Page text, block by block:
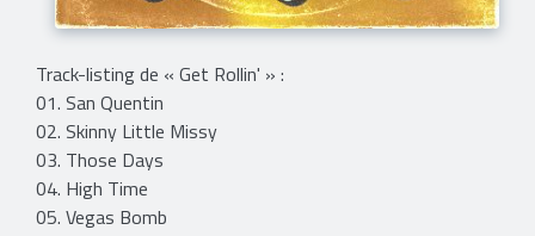
Track-listing de « Get Rollin' » :
01. San Quentin
02. Skinny Little Missy
03. Those Days
04. High Time
05. Vegas Bomb